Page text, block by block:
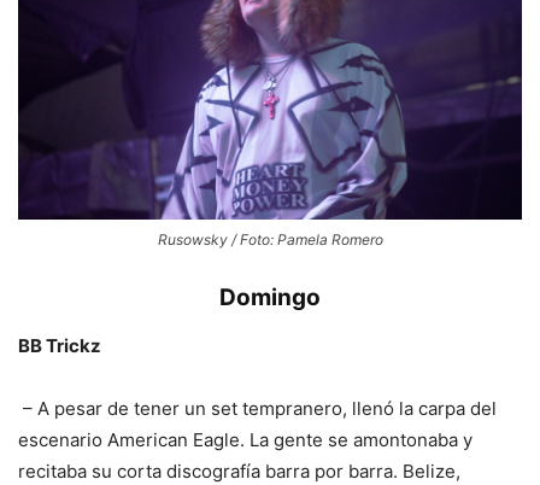
Rusowsky / Foto: Pamela Romero
Domingo
BB Trickz
– A pesar de tener un set tempranero, llenó la carpa del
escenario American Eagle. La gente se amontonaba y
recitaba su corta discografía barra por barra. Belize,